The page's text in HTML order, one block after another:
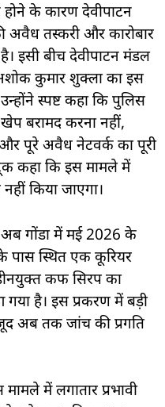
होने के कारण देवीपाटन
तस्करी और कारोबार
इसी बीच देवीपाटन मंडल
कुमार शुक्ला का इस
स्पष्ट कहा कि पुलिस
बरामद करना नहीं,
पूरे अवैध नेटवर्क का पूरी
कहा कि इस मामले में
किया जाएगा।
गोंडा में मई 2026 के
पास स्थित एक कूरियर
कफ सिरप का
गया है। इस प्रकरण में बड़ी
अब तक जांच की प्रगति
में लगातार प्रभावी